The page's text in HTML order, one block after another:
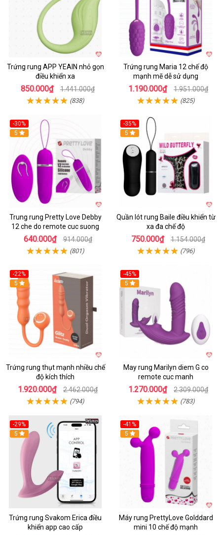
Trứng rung APP YEAIN nhỏ gọn
điều khiển xa
850.000₫ 1.441.000₫
(838)
Trứng rung Maria 12 chế độ
mạnh mẽ dễ sử dụng
1.190.000₫ 1.951.000₫
(825)
-30%
Hot
5
Trung rung Pretty Love Debby
12 che do remote cuc suong
640.000₫ 914.000₫
(801)
-35%
Hot
5
Quần lót rung Baile điều khiển từ
xa đa chế độ
750.000₫ 1.154.000₫
(796)
-22%
Hot
5
Trứng rung thụt mạnh nhiều chế
độ kích thích
1.920.000₫ 2.462.000₫
(794)
-45%
Hot
5
May rung Marilyn diem G co
remote cuc manh
1.270.000₫ 2.309.000₫
(783)
-29%
Hot
5
Trứng rung Svakom Erica điều
khiển app cao cấp
-41%
Hot
5
Máy rung PrettyLove Golddard
mini 10 chế độ mạnh